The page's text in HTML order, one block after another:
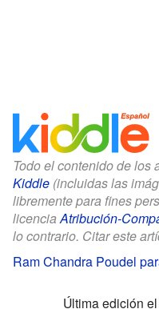
Todo el contenido de los
Kiddle (incluidas las
libremente para fines
licenciaAtribución-
lo contrario. Citar este
Ram Chandra Poudel
Última edición